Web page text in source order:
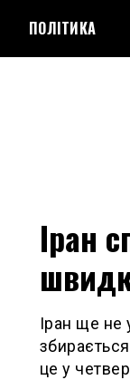
ПОЛІТИКА
Іран
Іран ще не
це у